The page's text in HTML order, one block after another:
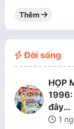
Thêm
Đời sống
HỌP
đây…
1